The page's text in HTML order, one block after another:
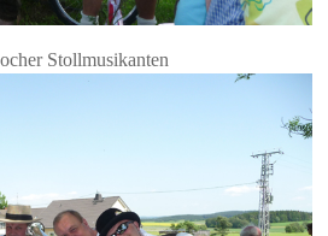
Stollmusikanten